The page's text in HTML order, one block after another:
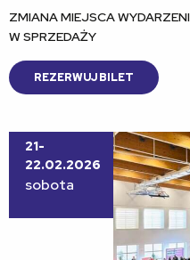
ZMIANA MIEJSCA
W SPRZEDAŻY
REZERWUJ BILET
21-
22.02.2026
sobota